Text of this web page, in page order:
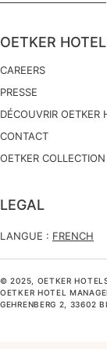
OETKER
CAREERS
PRESSE
DÉCOUVRIR OETKER
CONTACT
OETKER COLLECTION
LEGAL
LANGUE : FRENCH
© 2025, OETKER
OETKER HOTEL
GEHRENBERG 2, 33602